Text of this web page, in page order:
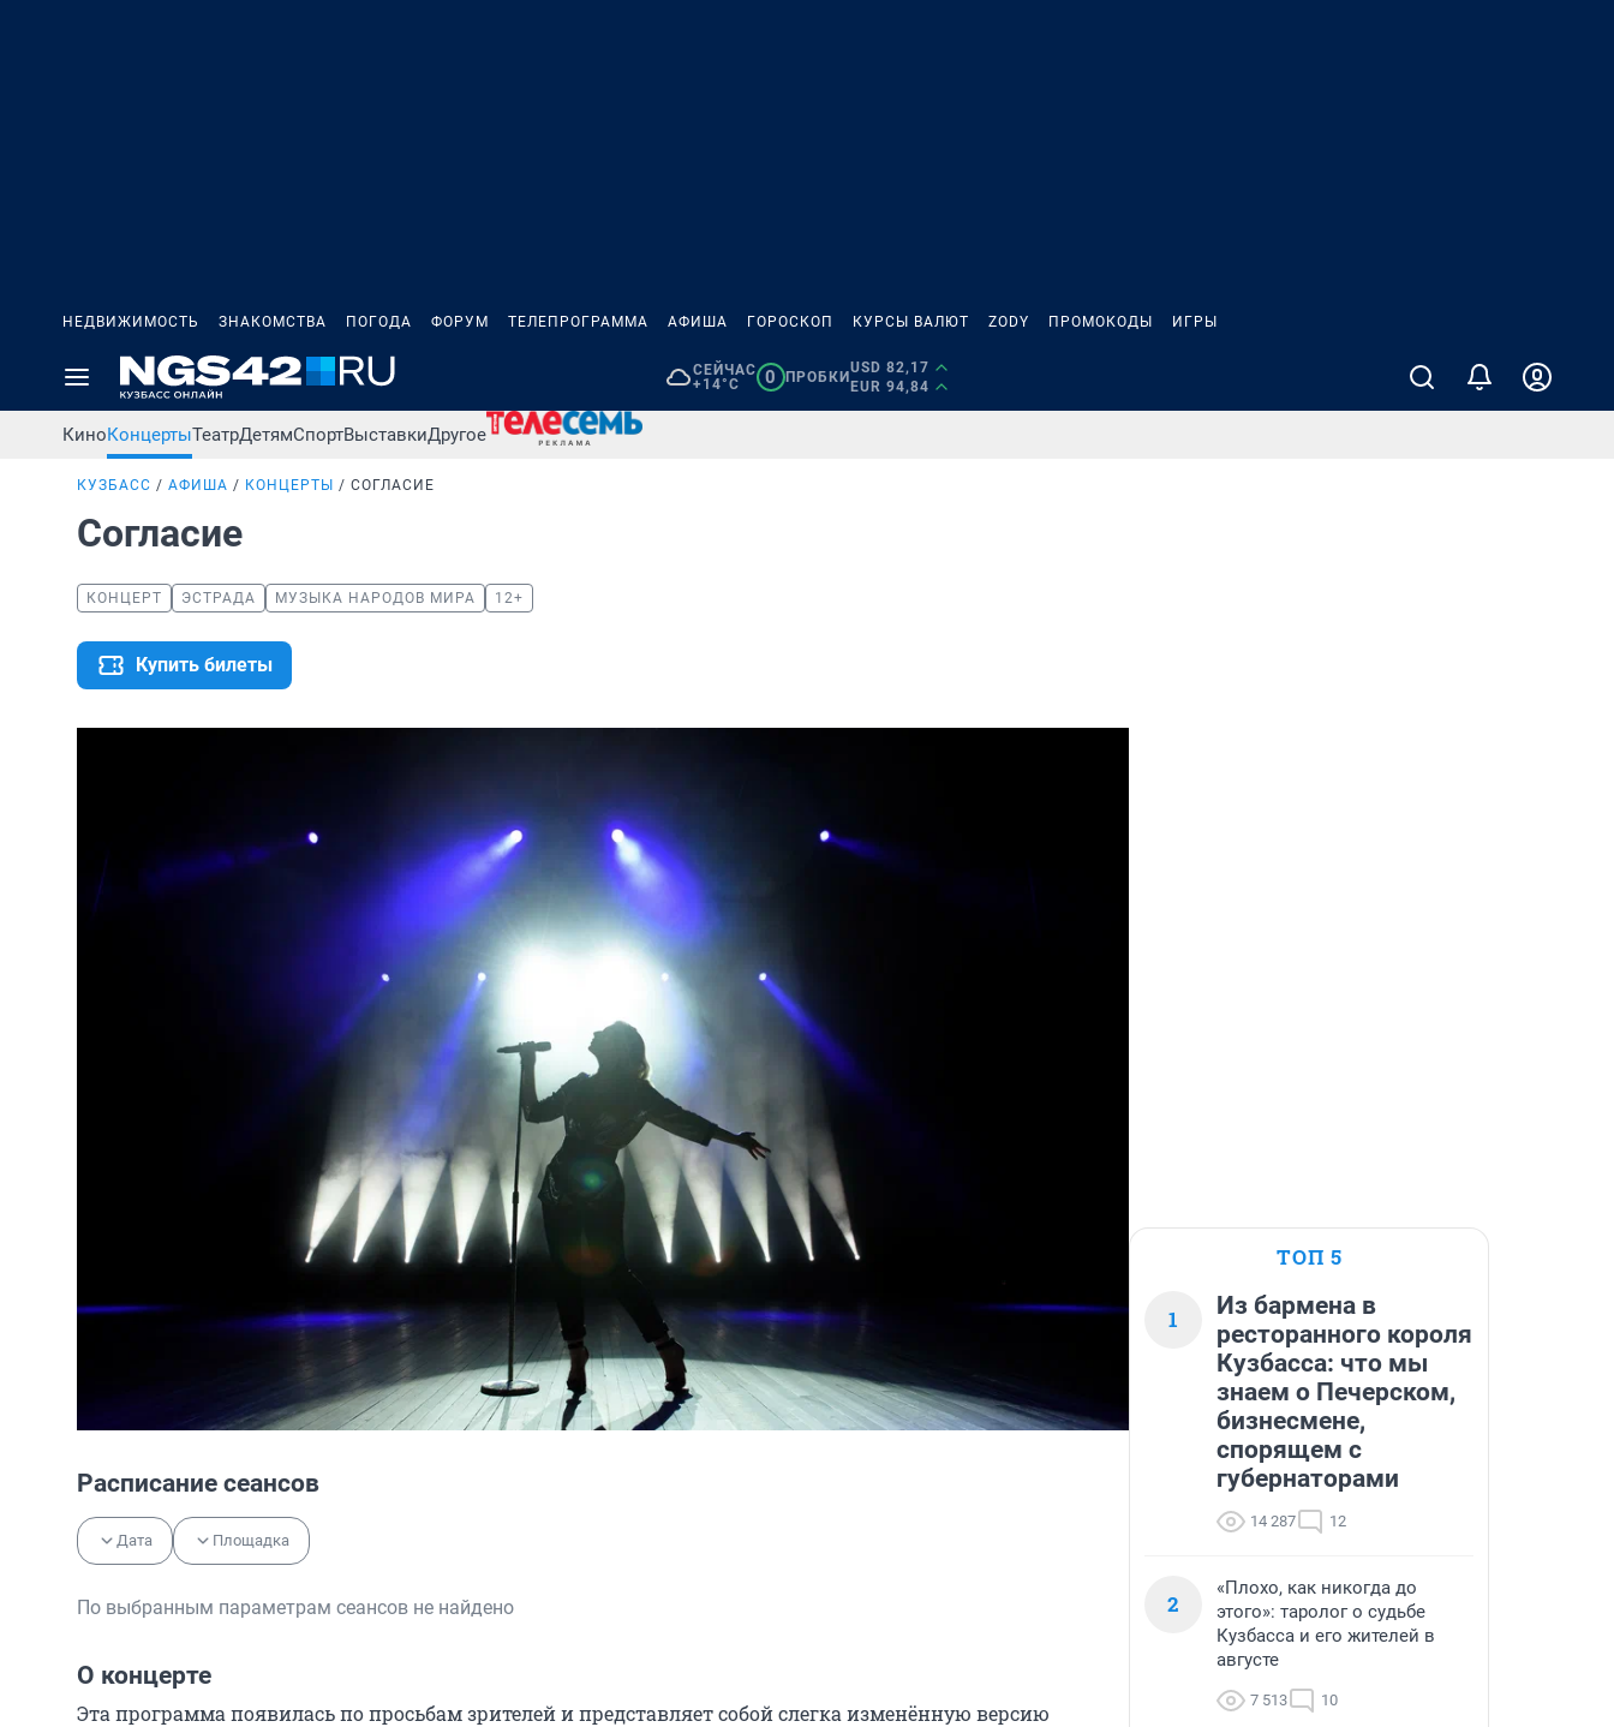
НЕДВИЖИМОСТЬ ЗНАКОМСТВА ПОГОДА ФОРУМ ТЕЛЕПРОГРАММА АФИША ГОРОСКОП КУРСЫ ВАЛЮТ ZODY ПРОМОКОДЫ ИГРЫ
СЕЙЧАС
+14°C
0 ПРОБКИ
USD 82,17
EUR 94,84
КиноКонцертыТеатрДетямСпортВыставкиДругое
КУЗБАСС АФИША КОНЦЕРТЫ СОГЛАСИЕ
Согласие
КОНЦЕРТ ЭСТРАДА МУЗЫКА НАРОДОВ МИРА 12+
Купить билеты
Расписание сеансов
Дата Площадка
По выбранным параметрам сеансов не найдено
О концерте
Эта программа появилась по просьбам зрителей и представляет собой слегка изменённую версию
ТОП 5
1
Из бармена в
ресторанного короля
Кузбасса: что мы
знаем о Печерском,
бизнесмене,
спорящем с
губернаторами
14 287 12
2
«Плохо, как никогда до
этого»: таролог о судьбе
Кузбасса и его жителей в
августе
7 513 10